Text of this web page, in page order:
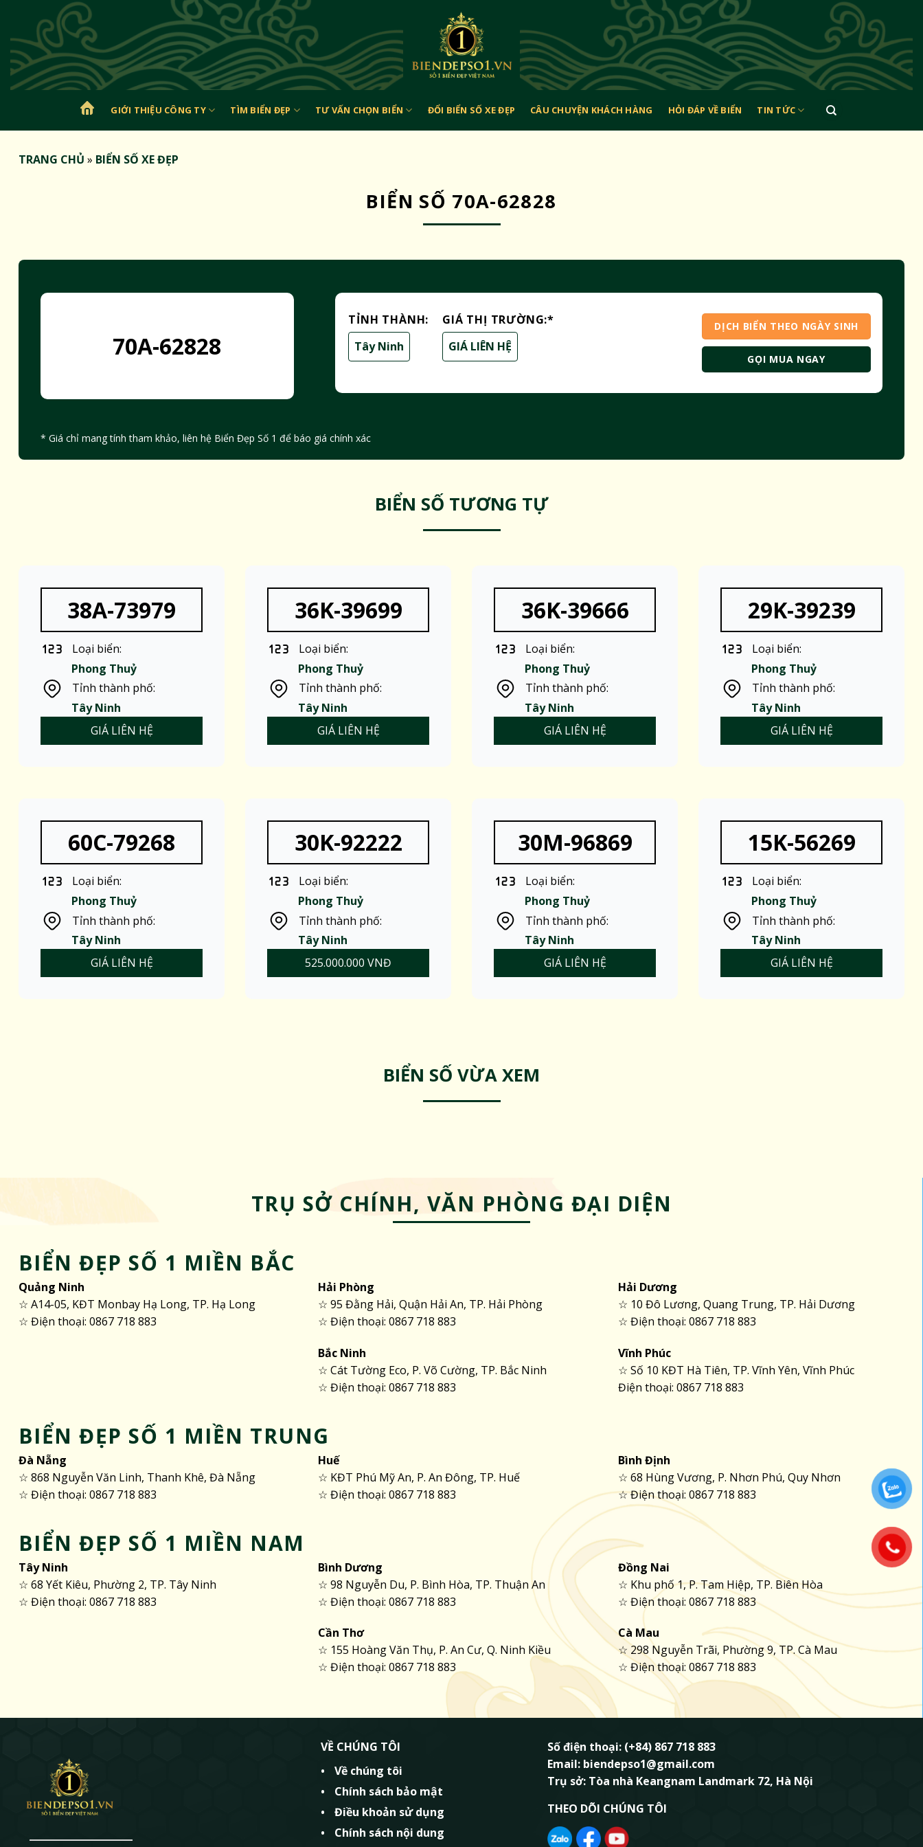
nội
dung
TRANGGIỚI THIỆU CÔNG TY TÌM BIỂN ĐẸP TƯ VẤN CHỌN BIỂN ĐỔI BIỂN SỐ XE ĐẸP CÂU CHUYỆN KHÁCH HÀNG HỎI ĐÁP VỀ BIỂN TIN TỨC
TRANG CHỦ » BIỂN SỐ XE ĐẸP
BIỂN SỐ 70A-62828
70A-62828
TỈNH THÀNH:
Tây Ninh
GIÁ THỊ TRƯỜNG:*
GIÁ LIÊN HỆ
DỊCH BIỂN THEO NGÀY SINH
GỌI MUA NGAY
* Giá chỉ mang tính tham khảo, liên hệ Biển Đẹp Số 1 để báo giá chính xác
BIỂN SỐ TƯƠNG TỰ
38A-73979
Loại biển:
Phong Thuỷ
Tỉnh thành phố:
Tây Ninh
GIÁ LIÊN HỆ
36K-39699
Loại biển:
Phong Thuỷ
Tỉnh thành phố:
Tây Ninh
GIÁ LIÊN HỆ
36K-39666
Loại biển:
Phong Thuỷ
Tỉnh thành phố:
Tây Ninh
GIÁ LIÊN HỆ
29K-39239
Loại biển:
Phong Thuỷ
Tỉnh thành phố:
Tây Ninh
GIÁ LIÊN HỆ
60C-79268
Loại biển:
Phong Thuỷ
Tỉnh thành phố:
Tây Ninh
GIÁ LIÊN HỆ
30K-92222
Loại biển:
Phong Thuỷ
Tỉnh thành phố:
Tây Ninh
525.000.000 VNĐ
30M-96869
Loại biển:
Phong Thuỷ
Tỉnh thành phố:
Tây Ninh
GIÁ LIÊN HỆ
15K-56269
Loại biển:
Phong Thuỷ
Tỉnh thành phố:
Tây Ninh
GIÁ LIÊN HỆ
BIỂN SỐ VỪA XEM
TRỤ SỞ CHÍNH, VĂN PHÒNG ĐẠI DIỆN
BIỂN ĐẸP SỐ 1 MIỀN BẮC
Quảng Ninh
☆ A14-05, KĐT Monbay Hạ Long, TP. Hạ Long
☆ Điện thoại: 0867 718 883
Hải Phòng
☆ 95 Đằng Hải, Quận Hải An, TP. Hải Phòng
☆ Điện thoại: 0867 718 883
Bắc Ninh
☆ Cát Tường Eco, P. Võ Cường, TP. Bắc Ninh
☆ Điện thoại: 0867 718 883
Hải Dương
☆ 10 Đô Lương, Quang Trung, TP. Hải Dương
☆ Điện thoại: 0867 718 883
Vĩnh Phúc
☆ Số 10 KĐT Hà Tiên, TP. Vĩnh Yên, Vĩnh Phúc
Điện thoại: 0867 718 883
BIỂN ĐẸP SỐ 1 MIỀN TRUNG
Đà Nẵng
☆ 868 Nguyễn Văn Linh, Thanh Khê, Đà Nẵng
☆ Điện thoại: 0867 718 883
Huế
☆ KĐT Phú Mỹ An, P. An Đông, TP. Huế
☆ Điện thoại: 0867 718 883
Bình Định
☆ 68 Hùng Vương, P. Nhơn Phú, Quy Nhơn
☆ Điện thoại: 0867 718 883
BIỂN ĐẸP SỐ 1 MIỀN NAM
Tây Ninh
☆ 68 Yết Kiêu, Phường 2, TP. Tây Ninh
☆ Điện thoại: 0867 718 883
Bình Dương
☆ 98 Nguyễn Du, P. Bình Hòa, TP. Thuận An
☆ Điện thoại: 0867 718 883
Cần Thơ
☆ 155 Hoàng Văn Thụ, P. An Cư, Q. Ninh Kiều
☆ Điện thoại: 0867 718 883
Đồng Nai
☆ Khu phố 1, P. Tam Hiệp, TP. Biên Hòa
☆ Điện thoại: 0867 718 883
Cà Mau
☆ 298 Nguyễn Trãi, Phường 9, TP. Cà Mau
☆ Điện thoại: 0867 718 883
VỀ CHÚNG TÔI
Về chúng tôi
Chính sách bảo mật
Điều khoản sử dụng
Chính sách nội dung
Số điện thoại: (+84) 867 718 883
Email: biendepso1@gmail.com
Trụ sở: Tòa nhà Keangnam Landmark 72, Hà Nội
THEO DÕI CHÚNG TÔI